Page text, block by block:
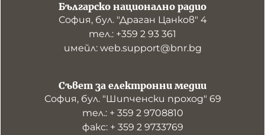
Българско национално радио
София, бул. "Драган Цанков" 4
тел.: +359 2 93 361
имейл: web.support@bnr.bg
Съвет за електронни медии
София, бул. "Шипченски проход" 69
тел.: + 359 2 9708810
факс: + 359 2 9733769